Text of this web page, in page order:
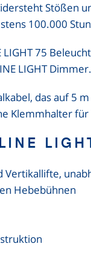
Stößen
100.000
LIGHT 75
LIGHT Dimmer.
das auf 5
Klemmhalter
Vertikallifte,
Hebebühnen